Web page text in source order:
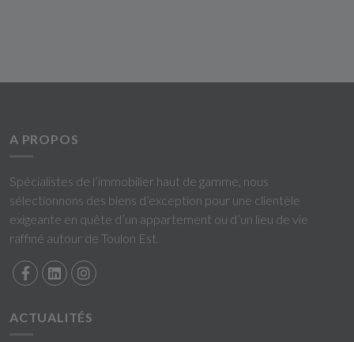
A PROPOS
Spécialistes de l’immobilier haut de gamme, nous
sélectionnons des biens d’exception pour une clientèle
exigeante en quête d’un appartement ou d’un lieu de vie
raffiné autour de Toulon Est.
ACTUALITÉS